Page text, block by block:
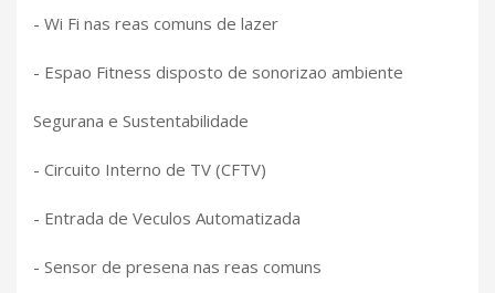
- Wi Fi nas reas comuns de lazer
- Espao Fitness disposto de sonorizao ambiente
Segurana e Sustentabilidade
- Circuito Interno de TV (CFTV)
- Entrada de Veculos Automatizada
- Sensor de presena nas reas comuns